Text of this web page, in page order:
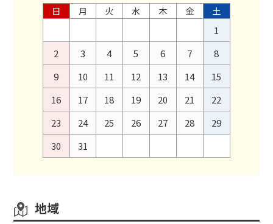
日 月 火 水 木 金
土
1
2
3 4 5 6 7
8
9
10 11 12 13 14
15
16
17 18 19 20 21
22
23
24 25 26 27 28
29
30
31
地域